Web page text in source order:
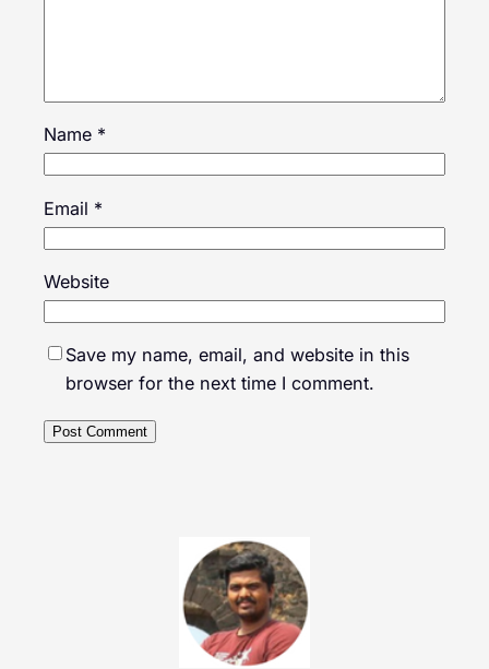
Name *
Email *
Website
Save my name, email, and website in this
browser for the next time I comment.